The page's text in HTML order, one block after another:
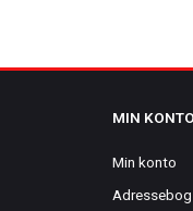
MIN
Min konto
Adressebog